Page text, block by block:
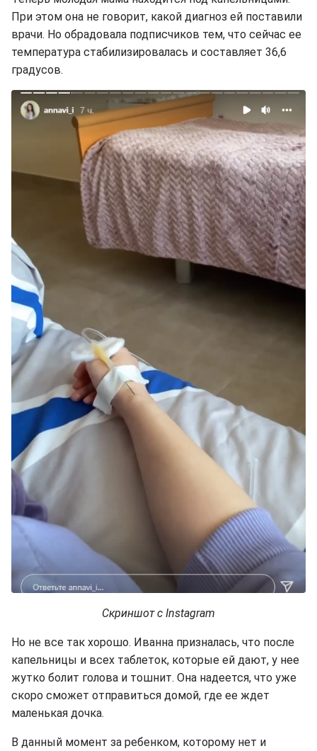
При этом она не говорит, какой диагноз ей поставили
врачи. Но обрадовала подписчиков тем, что сейчас ее
температура стабилизировалась и составляет 36,6
градусов.
Скриншот с Instagram
Но не все так хорошо. Иванна призналась, что после
капельницы и всех таблеток, которые ей дают, у нее
жутко болит голова и тошнит. Она надеется, что уже
скоро сможет отправиться домой, где ее ждет
маленькая дочка.
В данный момент за ребенком, которому нет и